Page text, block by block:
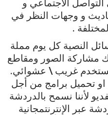
التواصل الاجتماعي و
و وجهات النظر في
.
النصية كل يوم مملة
مشاركة الصور ومقاطع
غريب \ عشوائي.
او تحميل برامج من أجل
لأننا نسمح بالدردشة
عبر الإنترنتمجانية